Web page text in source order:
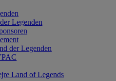
Legenden
der Legenden
Land of Legends